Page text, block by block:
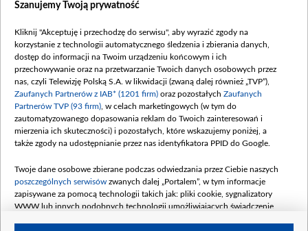
Dofinansowanie 635 783 051,21 PLN
(wpłata wrzesień 100 mln, październik 350
mln, listopad 265 mln)
Dofinansowanie 48 862 000,00 PLN
Data podpisania umowy: GRUDZIEŃ 2025
(wpłata grudzień 60,548 mln)
Dofinansowanie 900 000 000,00 PLN
Data podpisania umowy: LUTY 2026 (wpłata
kwiecień 180 mln, 7 maja 180 mln, 8
czerwca 90 mln)
Dofinansowanie 250 000 000,00 PLN
Szanujemy Twoją prywatność
Kliknij "Akceptuję i przechodzę do serwisu", aby wyrazić zgody na
korzystanie z technologii automatycznego śledzenia i zbierania danych,
dostęp do informacji na Twoim urządzeniu końcowym i ich
przechowywanie oraz na przetwarzanie Twoich danych osobowych przez
nas, czyli Telewizję Polską S.A. w likwidacji (zwaną dalej również „TVP”),
Zaufanych Partnerów z IAB* (1201 firm) oraz pozostałych Zaufanych
Partnerów TVP (93 firm) , w celach marketingowych (w tym do
zautomatyzowanego dopasowania reklam do Twoich zainteresowań i
mierzenia ich skuteczności) i pozostałych, które wskazujemy poniżej, a
także zgody na udostępnianie przez nas identyfikatora PPID do Google.
Twoje dane osobowe zbierane podczas odwiedzania przez Ciebie naszych
poszczególnych serwisów zwanych dalej „Portalem”, w tym informacje
zapisywane za pomocą technologii takich jak: pliki cookie, sygnalizatory
WWW lub innych podobnych technologii umożliwiających świadczenie